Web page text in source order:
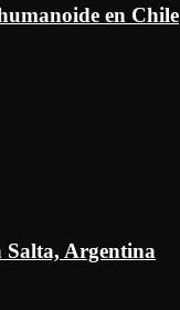
en Chile
Salta, Argentina